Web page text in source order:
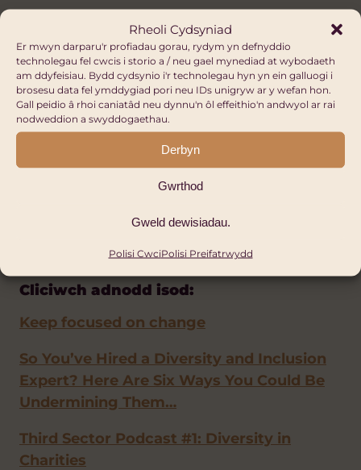
Rheoli Cydsyniad
Er mwyn darparu'r profiadau gorau, rydym yn defnyddio
technolegau fel cwcis i storio a / neu gael mynediad at wybodaeth
am ddyfeisiau. Bydd cydsynio i'r technolegau hyn yn ein galluogi i
brosesu data fel ymddygiad pori neu IDs unigryw ar y wefan hon.
Gall peidio â rhoi caniatâd neu dynnu'n ôl effeithio'n andwyol ar rai
nodweddion a swyddogaethau.
Derbyn
Gwrthod
Gweld dewisiadau.
Polisi CwciPolisi Preifatrwydd
SEEDS model of biases that Affect
Decision-Making
The path to becoming an anti-racist
organisation
6. Byddwn yn adolygu ein holl
bolisïau'n rheolaidd, gyda lens
ac yn ceisio cymorth arbenigol
Cliciwch adnodd isod:
Keep focused on change
So You’ve Hired a Diversity and Inclusion
Expert? Here Are Six Ways You Could Be
Undermining Them…
Third Sector Podcast #1: Diversity in
Charities